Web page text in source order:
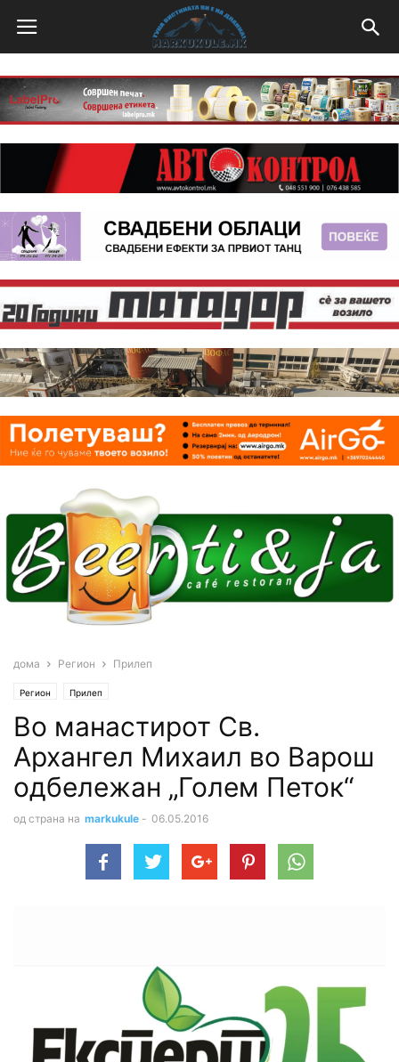
дома Регион Прилеп
Регион Прилеп
Во манастирот Св.
Архангел Михаил во Варош
одбележан „Голем Петок“
од страна на markukule - 06.05.2016